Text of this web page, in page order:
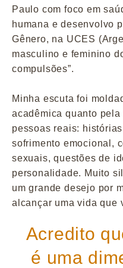
Paulo com foco em
humana e desenvolvo
Gênero, na UCES
masculino e feminino
compulsões”.
Minha escuta foi
acadêmica quanto
pessoas reais:
sofrimento emocional,
sexuais, questões de
personalidade. Muito
um grande desejo por
alcançar uma vida que
Acredito
é uma